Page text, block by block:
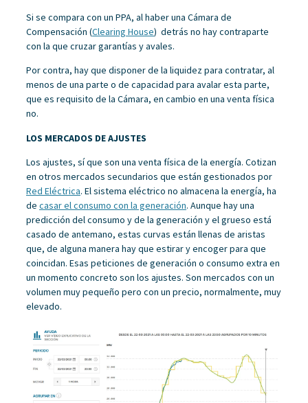
Si se compara con un PPA, al haber una Cámara de
Compensación (Clearing House) detrás no hay contraparte
con la que cruzar garantías y avales.
Por contra, hay que disponer de la liquidez para contratar, al
menos de una parte o de capacidad para avalar esta parte,
que es requisito de la Cámara, en cambio en una venta física
no.
LOS MERCADOS DE AJUSTES
Los ajustes, sí que son una venta física de la energía. Cotizan
en otros mercados secundarios que están gestionados por
Red Eléctrica. El sistema eléctrico no almacena la energía, ha
de casar el consumo con la generación. Aunque hay una
predicción del consumo y de la generación y el grueso está
casado de antemano, estas curvas están llenas de aristas
que, de alguna manera hay que estirar y encoger para que
coincidan. Esas peticiones de generación o consumo extra en
un momento concreto son los ajustes. Son mercados con un
volumen muy pequeño pero con un precio, normalmente, muy
elevado.